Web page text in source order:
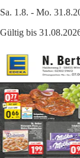
Sa. 1.8. - Mo.
Gültig bis